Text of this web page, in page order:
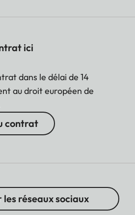
ici
dans le délai de 14
au droit européen de
contrat
les réseaux sociaux